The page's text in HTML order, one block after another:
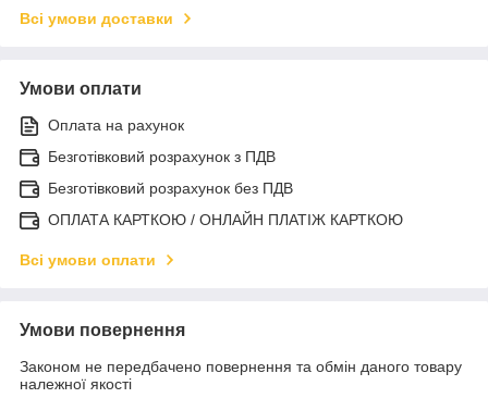
Всі умови доставки
Умови оплати
Оплата на рахунок
Безготівковий розрахунок з ПДВ
Безготівковий розрахунок без ПДВ
ОПЛАТА КАРТКОЮ / ОНЛАЙН ПЛАТІЖ КАРТКОЮ
Всі умови оплати
Умови повернення
Законом не передбачено повернення та обмін даного товару
належної якості